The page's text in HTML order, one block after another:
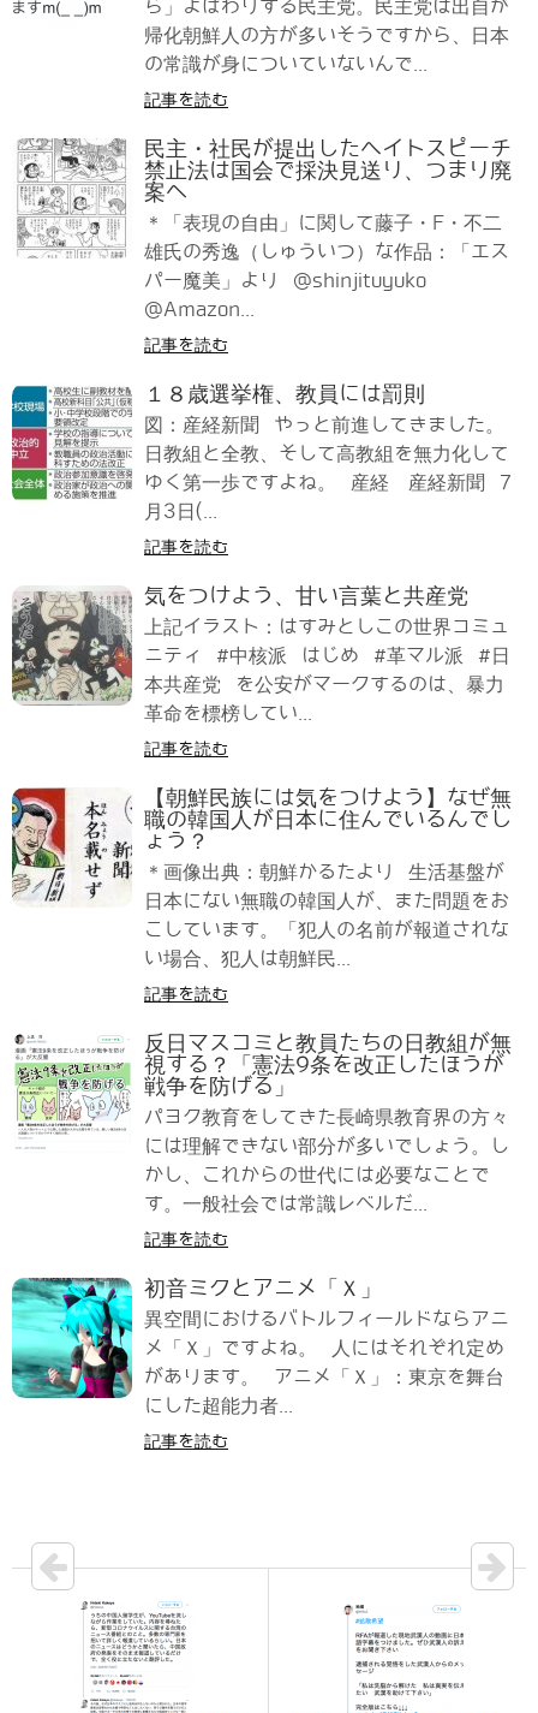
ら」よばわりする民主党。民主党は出自が
帰化朝鮮人の方が多いそうですから、日本
の常識が身についていないんで...
記事を読む
民主・社民が提出したヘイトスピーチ
禁止法は国会で採決見送り、つまり廃
案へ
＊「表現の自由」に関して藤子・F・不二
雄氏の秀逸（しゅういつ）な作品：「エス
パー魔美」より @shinjituyuko
@Amazon...
記事を読む
１８歳選挙権、教員には罰則
図：産経新聞 やっと前進してきました。
日教組と全教、そして高教組を無力化して
ゆく第一歩ですよね。 産経 産経新聞 7
月3日(...
記事を読む
気をつけよう、甘い言葉と共産党
上記イラスト：はすみとしこの世界コミュ
ニティ #中核派 はじめ #革マル派 #日
本共産党 を公安がマークするのは、暴力
革命を標榜してい...
記事を読む
【朝鮮民族には気をつけよう】なぜ無
職の韓国人が日本に住んでいるんでし
ょう？
＊画像出典：朝鮮かるたより 生活基盤が
日本にない無職の韓国人が、また問題をお
こしています。「犯人の名前が報道されな
い場合、犯人は朝鮮民...
記事を読む
反日マスコミと教員たちの日教組が無
視する？「憲法9条を改正したほうが
戦争を防げる」
パヨク教育をしてきた長崎県教育界の方々
には理解できない部分が多いでしょう。し
かし、これからの世代には必要なことで
す。一般社会では常識レベルだ...
記事を読む
初音ミクとアニメ「Ｘ」
異空間におけるバトルフィールドならアニ
メ「Ｘ」ですよね。 人にはそれぞれ定め
があります。 アニメ「Ｘ」：東京を舞台
にした超能力者...
記事を読む